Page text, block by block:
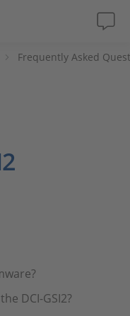
Frequently Asked
DCI-GSI2?